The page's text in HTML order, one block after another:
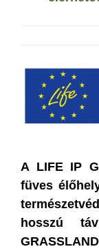
A LIFE IP
füves
hosszú